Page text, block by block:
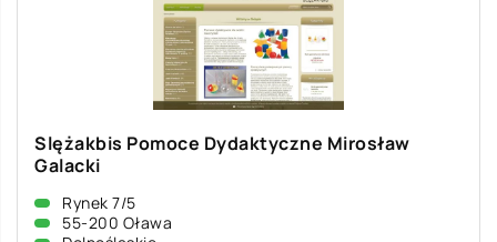
Slężakbis Pomoce Dydaktyczne Mirosław
Galacki
Rynek 7/5
55-200 Oława